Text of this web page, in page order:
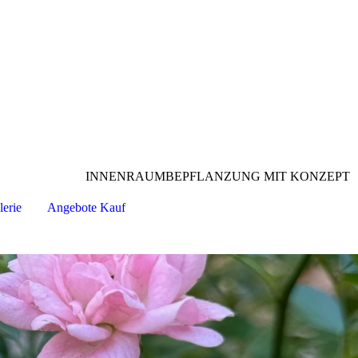
INNENRAUMBEPFLANZUNG MIT KONZEPT
Angebote Kauf